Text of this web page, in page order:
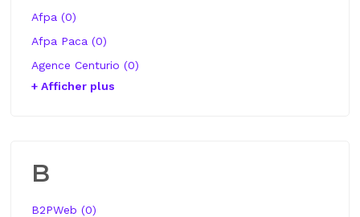
Afpa (0)
Afpa Paca (0)
Agence Centurio (0)
+ Afficher plus
B
B2PWeb (0)